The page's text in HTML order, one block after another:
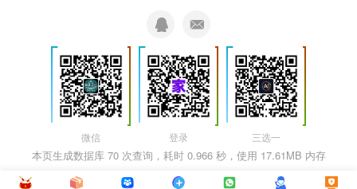
微信 登录 三选一
本页生成数据库 70 次查询，耗时 0.966 秒，使用 17.61MB 内存